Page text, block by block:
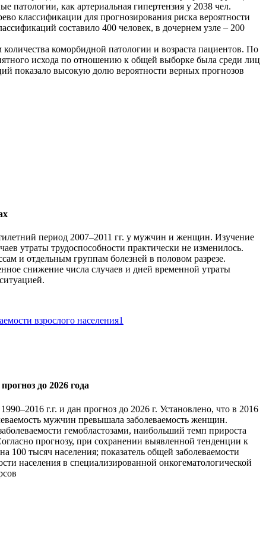
патологии, как артериальная гипертензия у 2038 чел.
классификации для прогнозирования риска вероятности
составило 400 человек, в дочернем узле – 200
коморбидной патологии и возраста пациентов. По
исхода по отношению к общей выборке была среди лиц
показало высокую долю вероятности верных прогнозов
период 2007–2011 гг. у мужчин и женщин. Изучение
утраты трудоспособности практически не изменилось.
и отдельным группам болезней в половом разрезе.
снижение числа случаев и дней временной утраты
взрослого населения1
до 2026 года
г.г. и дан прогноз до 2026 г. Установлено, что в 2016
мужчин превышала заболеваемость женщин.
гемобластозами, наибольший темп прироста
прогнозу, при сохранении выявленной тенденции к
100 тысяч населения; показатель общей заболеваемости
населения в специализированной онкогематологической